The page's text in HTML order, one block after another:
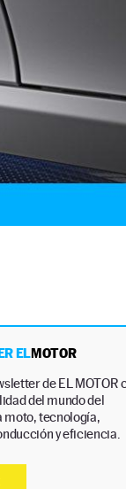
ELMOTOR
de EL MOTOR
del mundo del
moto, tecnología,
y eficiencia.